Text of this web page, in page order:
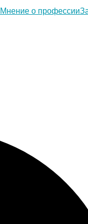
Мнение о профессии